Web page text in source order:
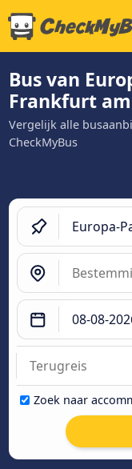
Bus van
Frankfurt
Vergelijk alle
CheckMyBus
Zoek naar